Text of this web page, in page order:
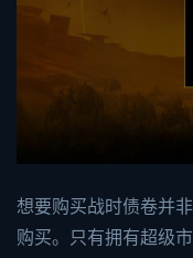
想要购买战时债卷并
购买。只有拥有超级